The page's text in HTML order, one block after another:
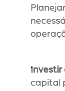
Investir
capital